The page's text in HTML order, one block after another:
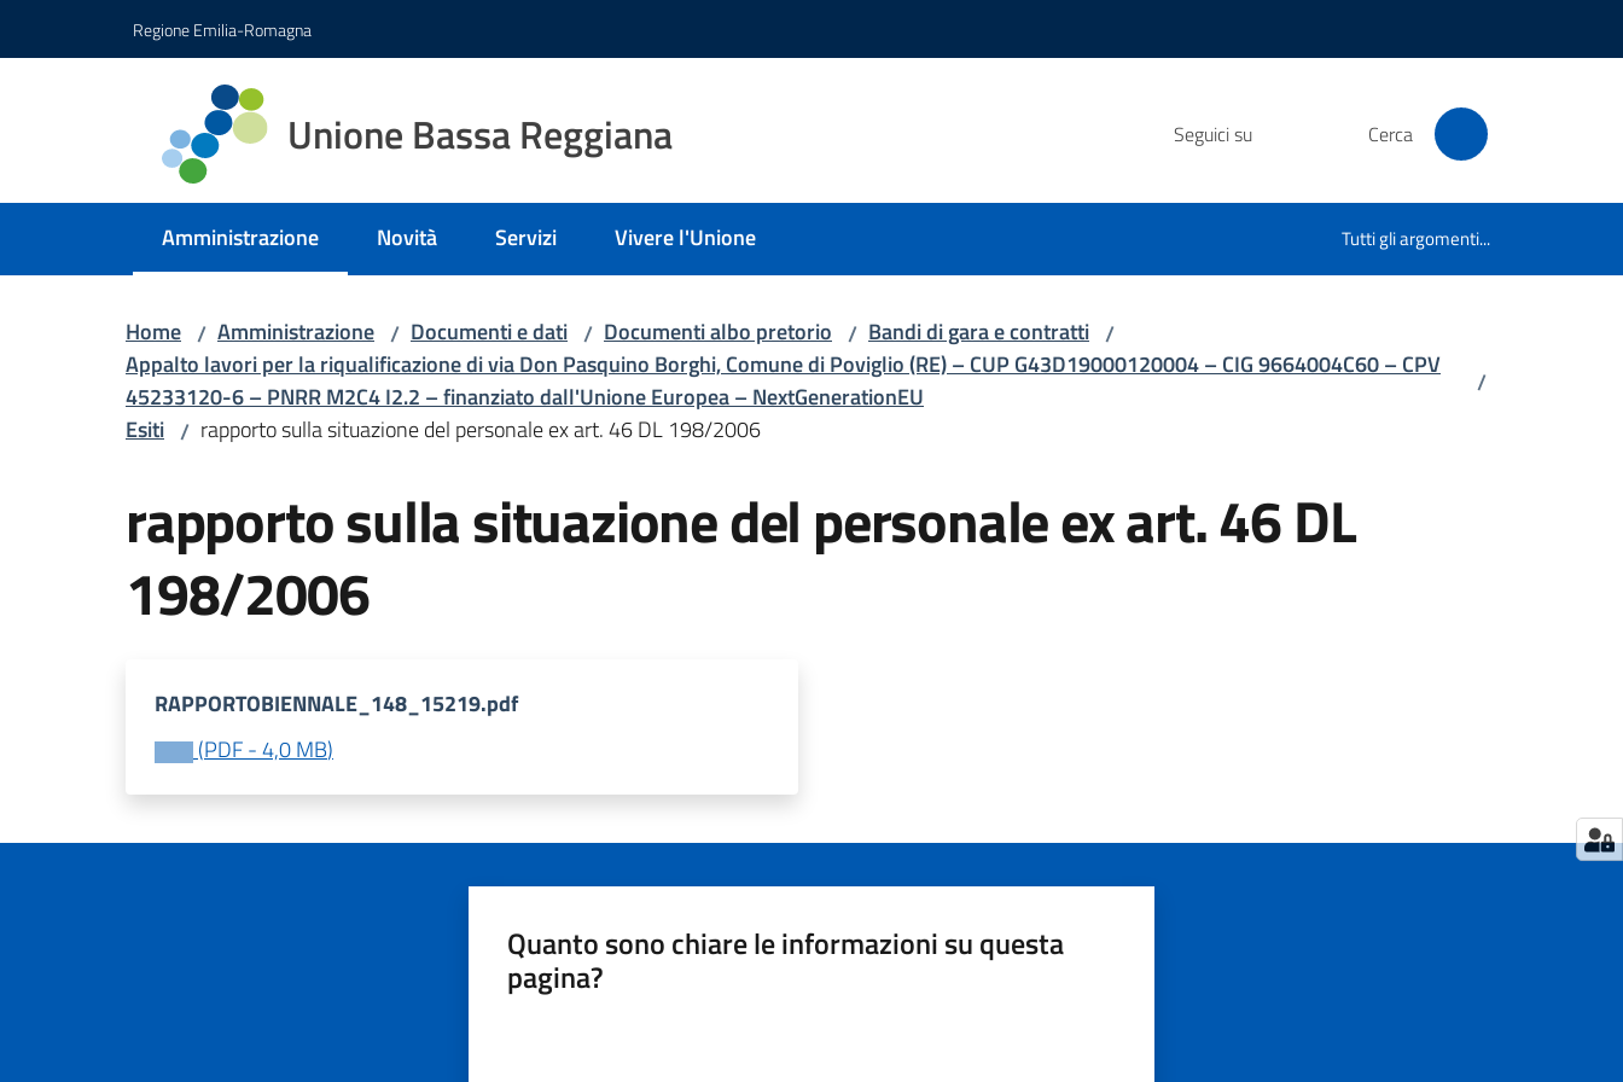
Regione Emilia-Romagna
Unione Bassa Reggiana Seguici su Cerca
Amministrazione
Menu selezionato Novità Servizi Vivere l'Unione Tutti gli argomenti...
Home / Amministrazione / Documenti e dati / Documenti albo pretorio / Bandi di gara e contratti /
Appalto lavori per la riqualificazione di via Don Pasquino Borghi, Comune di Poviglio (RE) – CUP G43D19000120004 – CIG 9664004C60 – CPV
45233120-6 – PNRR M2C4 I2.2 – finanziato dall'Unione Europea – NextGenerationEU
/
Esiti / rapporto sulla situazione del personale ex art. 46 DL 198/2006
rapporto sulla situazione del personale ex art. 46 DL
198/2006
RAPPORTOBIENNALE_148_15219.pdf
(PDF-4,0 MB)
Quanto sono chiare le informazioni su questa
pagina?